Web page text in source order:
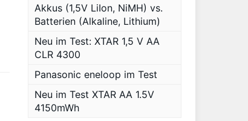
Akkus (1,5V LiIon, NiMH) vs.
Batterien (Alkaline, Lithium)
Neu im Test: XTAR 1,5 V AA
CLR 4300
Panasonic eneloop im Test
Neu im Test XTAR AA 1.5V
4150mWh